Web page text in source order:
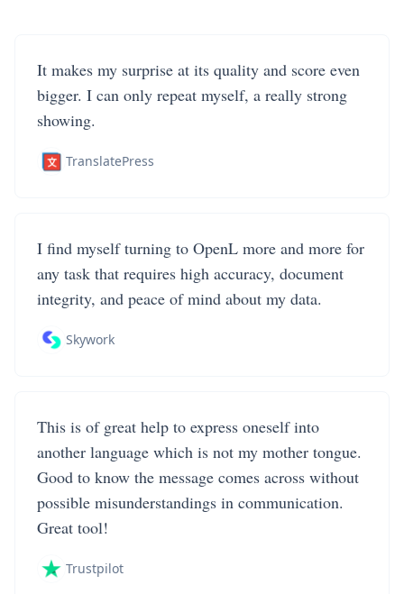
It makes my surprise at its quality and score even
bigger. I can only repeat myself, a really strong
showing.
TranslatePress
I find myself turning to OpenL more and more for
any task that requires high accuracy, document
integrity, and peace of mind about my data.
Skywork
This is of great help to express oneself into
another language which is not my mother tongue.
Good to know the message comes across without
possible misunderstandings in communication.
Great tool!
Trustpilot